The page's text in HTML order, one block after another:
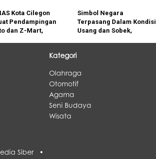
Kota Cilegon
Pendampingan
dan Z-Mart,
Simbol Negara
Terpasang Dalam Kondisi
Usang dan Sobek,
Kategori
Olahraga
Otomotif
Agama
Seni Budaya
Wisata
Siber •